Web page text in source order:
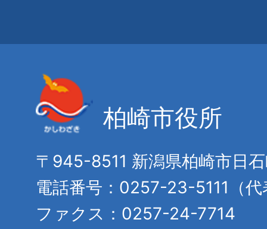
柏崎市役所
〒945-8511 新潟県柏崎市日
電話番号：0257-23-5111（代
ファクス：0257-24-7714